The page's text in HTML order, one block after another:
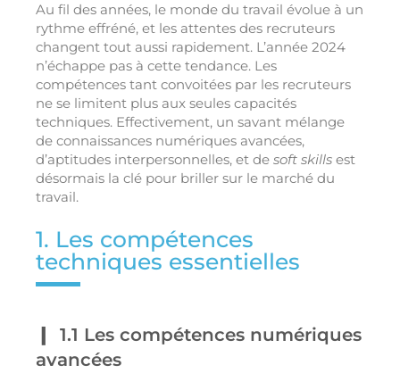
Au fil des années, le monde du travail évolue à un
rythme effréné, et les attentes des recruteurs
changent tout aussi rapidement. L’année 2024
n’échappe pas à cette tendance. Les
compétences tant convoitées par les recruteurs
ne se limitent plus aux seules capacités
techniques. Effectivement, un savant mélange
de connaissances numériques avancées,
d’aptitudes interpersonnelles, et de soft skills est
désormais la clé pour briller sur le marché du
travail.
1. Les compétences
techniques essentielles
1.1 Les compétences numériques
avancées